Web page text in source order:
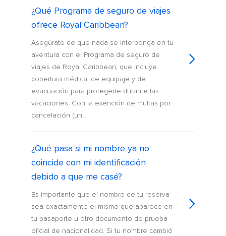
¿Qué Programa de seguro de viajes
ofrece Royal Caribbean?
Asegúrate de que nada se interponga en tu
aventura con el Programa de seguro de
viajes de Royal Caribbean, que incluye
cobertura médica, de equipaje y de
evacuación para protegerte durante las
vacaciones. Con la exención de multas por
cancelación (un...
¿Qué pasa si mi nombre ya no
coincide con mi identificación
debido a que me casé?
Es importante que el nombre de tu reserva
sea exactamente el mismo que aparece en
tu pasaporte u otro documento de prueba
oficial de nacionalidad. Si tu nombre cambió